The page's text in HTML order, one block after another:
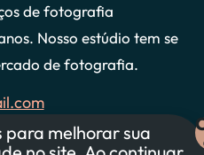
de fotografia
Nosso estúdio tem se
de fotografia.
para melhorar sua